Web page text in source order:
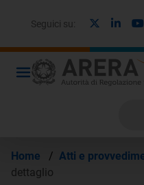
Seguici su:
Home / Atti e
dettaglio